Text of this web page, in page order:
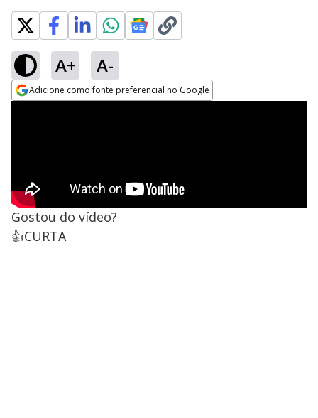
A+ A-
Adicione como fonte preferencial no Google
Gostou do vídeo?
👍CURTA